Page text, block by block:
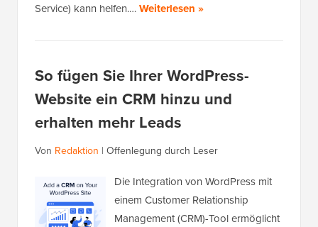
Service) kann helfen.…Weiterlesen »
So fügen Sie Ihrer WordPress-
Website ein CRM hinzu und
erhalten mehr Leads
Von Redaktion | Offenlegung durch Leser
Die Integration von WordPress mit
einem Customer Relationship
Management (CRM)-Tool ermöglicht